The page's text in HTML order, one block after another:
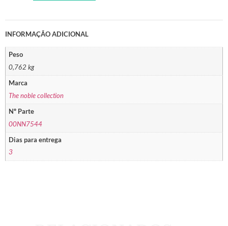
INFORMAÇÃO ADICIONAL
Peso
0,762 kg
Marca
The noble collection
Nº Parte
00NN7544
Dias para entrega
3